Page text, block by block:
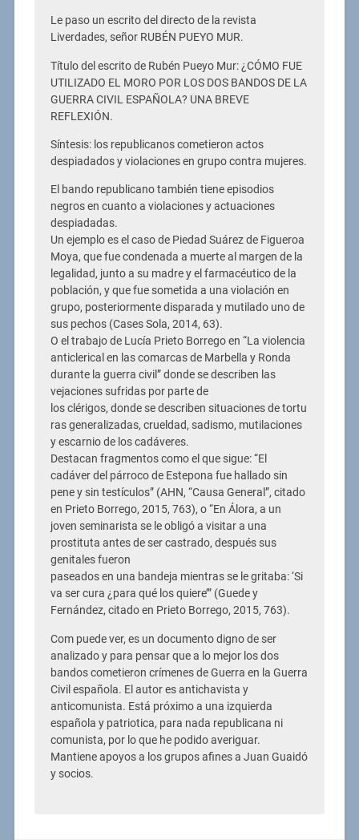
Le paso un escrito del directo de la revista
Liverdades, señor RUBÉN PUEYO MUR.
Título del escrito de Rubén Pueyo Mur: ¿CÓMO FUE
UTILIZADO EL MORO POR LOS DOS BANDOS DE LA
GUERRA CIVIL ESPAÑOLA? UNA BREVE
REFLEXIÓN.
Síntesis: los republicanos cometieron actos
despiadados y violaciones en grupo contra mujeres.
El bando republicano también tiene episodios
negros en cuanto a violaciones y actuaciones
despiadadas.
Un ejemplo es el caso de Piedad Suárez de Figueroa
Moya, que fue condenada a muerte al margen de la
legalidad, junto a su madre y el farmacéutico de la
población, y que fue sometida a una violación en
grupo, posteriormente disparada y mutilado uno de
sus pechos (Cases Sola, 2014, 63).
O el trabajo de Lucía Prieto Borrego en “La violencia
anticlerical en las comarcas de Marbella y Ronda
durante la guerra civil” donde se describen las
vejaciones sufridas por parte de
los clérigos, donde se describen situaciones de tortu
ras generalizadas, crueldad, sadismo, mutilaciones
y escarnio de los cadáveres.
Destacan fragmentos como el que sigue: “El
cadáver del párroco de Estepona fue hallado sin
pene y sin testículos” (AHN, “Causa General”, citado
en Prieto Borrego, 2015, 763), o “En Álora, a un
joven seminarista se le obligó a visitar a una
prostituta antes de ser castrado, después sus
genitales fueron
paseados en una bandeja mientras se le gritaba: ‘Si
va ser cura ¿para qué los quiere’” (Guede y
Fernández, citado en Prieto Borrego, 2015, 763).
Com puede ver, es un documento digno de ser
analizado y para pensar que a lo mejor los dos
bandos cometieron crímenes de Guerra en la Guerra
Civil española. El autor es antichavista y
anticomunista. Está próximo a una izquierda
española y patriotica, para nada republicana ni
comunista, por lo que he podido averiguar.
Mantiene apoyos a los grupos afines a Juan Guaidó
y socios.